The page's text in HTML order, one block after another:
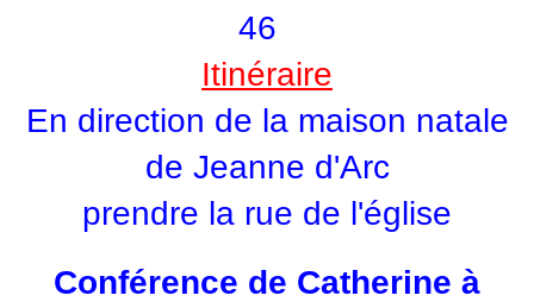
46
Itinéraire
En direction de la maison natale
de Jeanne d'Arc
prendre la rue de l'église
Conférence de Catherine à